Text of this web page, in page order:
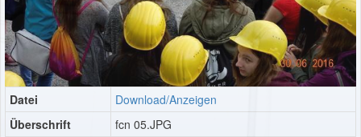
Datei
Download/Anzeigen
Überschrift
fcn 05.JPG